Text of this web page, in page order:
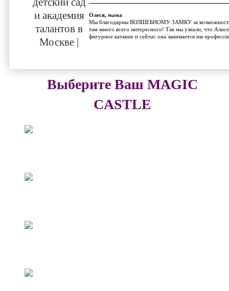
Олеся, мама
Мы благодарны ВОЛШЕБНОМУ ЗАМКУ за возможность
там много всего интересного! Так мы узнали, что
фигурное катание и сейчас она занимается им
Выберите Ваш MAGIC
CASTLE